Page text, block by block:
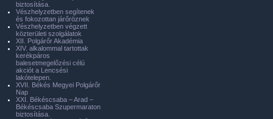
biztosítása.
Vészhelyzetben segítenek
és fokozottan járőröznek
Vészhelyzetben végzett
közterületi szolgálatok
XII. Polgárőr Akadémia
XIV. alkalommal tartottak
kerékpáros
balesetmegelőzési célú
akciót a Lencsési
lakótelepen.
XVII. Békés Megyei Polgárőr
Nap
XXI. Békéscsaba – Arad –
Békéscsaba Szupermaraton
biztosítása.